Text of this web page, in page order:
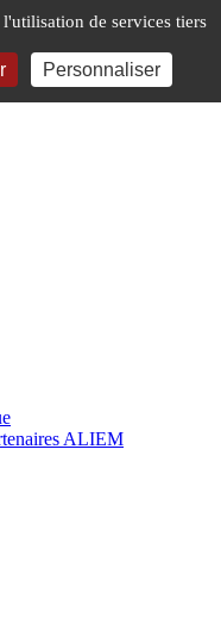
ALIEM
l'utilisation de services tiers
Personnaliser